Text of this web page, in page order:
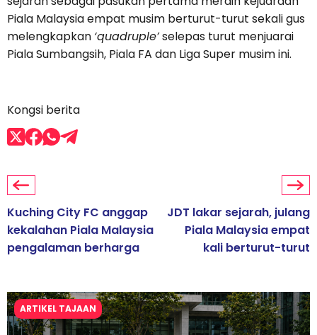
Piala Malaysia empat musim berturut-turut sekali gus
melengkapkan ‘quadruple’selepas turut menjuarai
Piala Sumbangsih, Piala FA dan Liga Super musim ini.
Kongsi berita
Kuching City FC anggap
kekalahan Piala Malaysia
pengalaman berharga
JDT lakar sejarah, julang
Piala Malaysia empat
kali berturut-turut
ARTIKEL TAJAAN